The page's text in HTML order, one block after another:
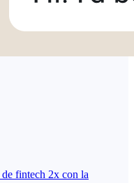
fintech 2x con la